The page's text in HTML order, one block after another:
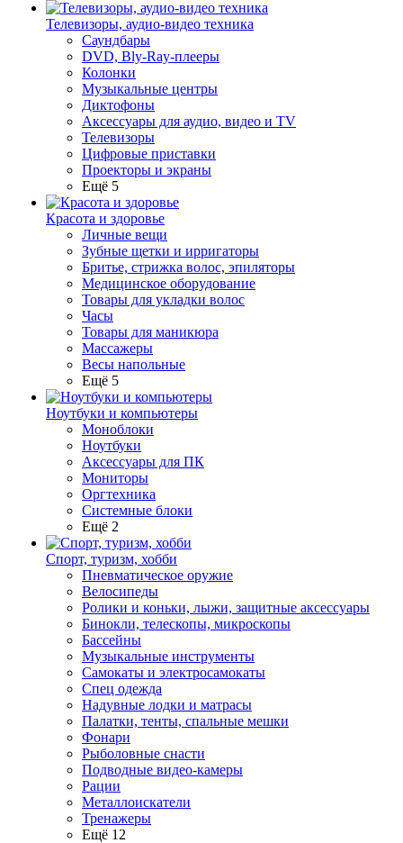
Телевизоры, аудио-видео техника
Саундбары
DVD, Bly-Ray-плееры
Колонки
Музыкальные центры
Диктофоны
Аксессуары для аудио, видео и TV
Телевизоры
Цифровые приставки
Проекторы и экраны
Ещё 5
Красота и здоровье
Личные вещи
Зубные щетки и ирригаторы
Бритье, стрижка волос, эпиляторы
Медицинское оборудование
Товары для укладки волос
Часы
Товары для маникюра
Массажеры
Весы напольные
Ещё 5
Ноутбуки и компьютеры
Моноблоки
Ноутбуки
Аксессуары для ПК
Мониторы
Оргтехника
Системные блоки
Ещё 2
Спорт, туризм, хобби
Пневматическое оружие
Велосипеды
Ролики и коньки, лыжи, защитные аксессуары
Бинокли, телескопы, микроскопы
Бассейны
Музыкальные инструменты
Самокаты и электросамокаты
Спец одежда
Надувные лодки и матрасы
Палатки, тенты, спальные мешки
Фонари
Рыболовные снасти
Подводные видео-камеры
Рации
Металлоискатели
Тренажеры
Ещё 12